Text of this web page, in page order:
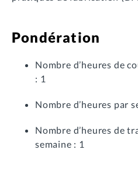
Pondération
Nombre d’heures de
: 1
Nombre d’heures par
Nombre d’heures de
semaine : 1